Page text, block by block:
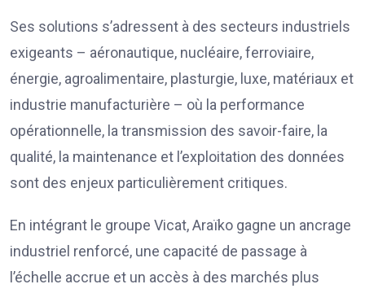
Ses solutions s’adressent à des secteurs industriels
exigeants – aéronautique, nucléaire, ferroviaire,
énergie, agroalimentaire, plasturgie, luxe, matériaux et
industrie manufacturière – où la performance
opérationnelle, la transmission des savoir-faire, la
qualité, la maintenance et l’exploitation des données
sont des enjeux particulièrement critiques.
En intégrant le groupe Vicat, Araïko gagne un ancrage
industriel renforcé, une capacité de passage à
l’échelle accrue et un accès à des marchés plus